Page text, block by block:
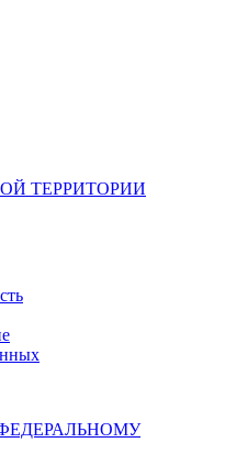
ТЕРРИТОРИИ